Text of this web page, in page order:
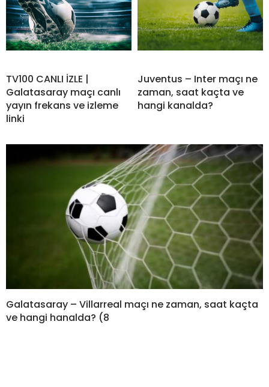
TV100 CANLI İZLE |
Galatasaray maçı canlı
yayın frekans ve izleme
linki
Juventus – Inter maçı ne
zaman, saat kaçta ve
hangi kanalda?
Galatasaray – Villarreal maçı ne zaman, saat kaçta
ve hangi hanalda? (8